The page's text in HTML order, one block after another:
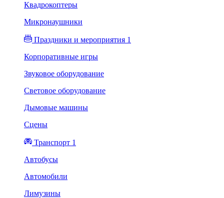
Квадрокоптеры
Микронаушники
Праздники и мероприятия 1
Корпоративные игры
Звуковое оборудование
Световое оборудование
Дымовые машины
Сцены
Транспорт 1
Автобусы
Автомобили
Лимузины